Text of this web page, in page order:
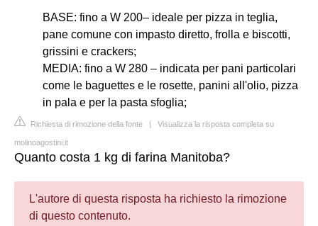
BASE: fino a W 200– ideale per pizza in teglia,
pane comune con impasto diretto, frolla e biscotti,
grissini e crackers;
MEDIA: fino a W 280 – indicata per pani particolari
come le baguettes e le rosette, panini all'olio, pizza
in pala e per la pasta sfoglia;
Richiesta di rimozione della fonte | Visualizza la risposta completa su
molinoagostini.it
Quanto costa 1 kg di farina Manitoba?
L'autore di questa risposta ha richiesto la rimozione
di questo contenuto.